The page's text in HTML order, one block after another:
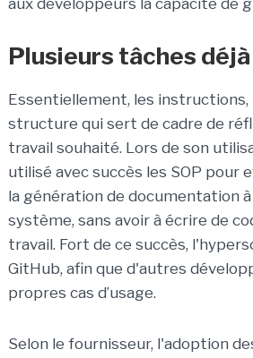
aux développeurs la capacité de
Plusieurs tâches
Essentiellement, les
structure qui sert de cadre de
travail souhaité. Lors de son
utilisé avec succès les SOP pour
la génération de documentation
système, sans avoir à écrire de
travail. Fort de ce succès,
GitHub, afin que d'autres
propres cas d’usage.
Selon le fournisseur, l'adoption